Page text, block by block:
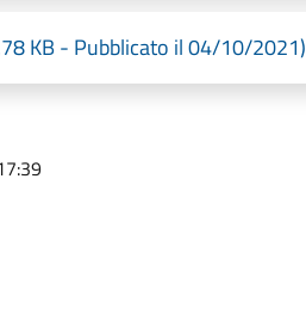
KB - Pubblicato il 04/10/2021)